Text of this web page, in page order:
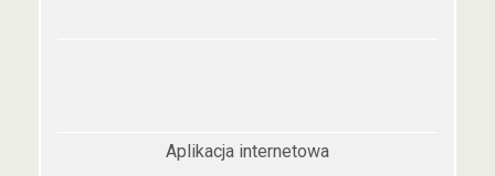
Aplikacja internetowa